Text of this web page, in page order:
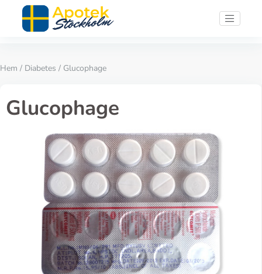
Hem / Diabetes / Glucophage
Glucophage